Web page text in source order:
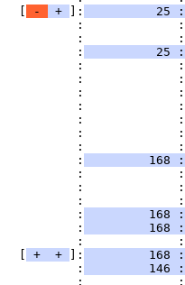
- + ]:
25
:             :
:
:
25
:
:             :
:
:
:
:
:
:
168
:             :
:
:
:
168
:
168
:             :
+ + ]:
168
:
146
:             :